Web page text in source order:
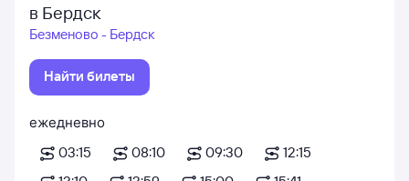
в Бердск
Безменово - Бердск
Найти билеты
ежедневно
03:15
08:10 09:30
12:15